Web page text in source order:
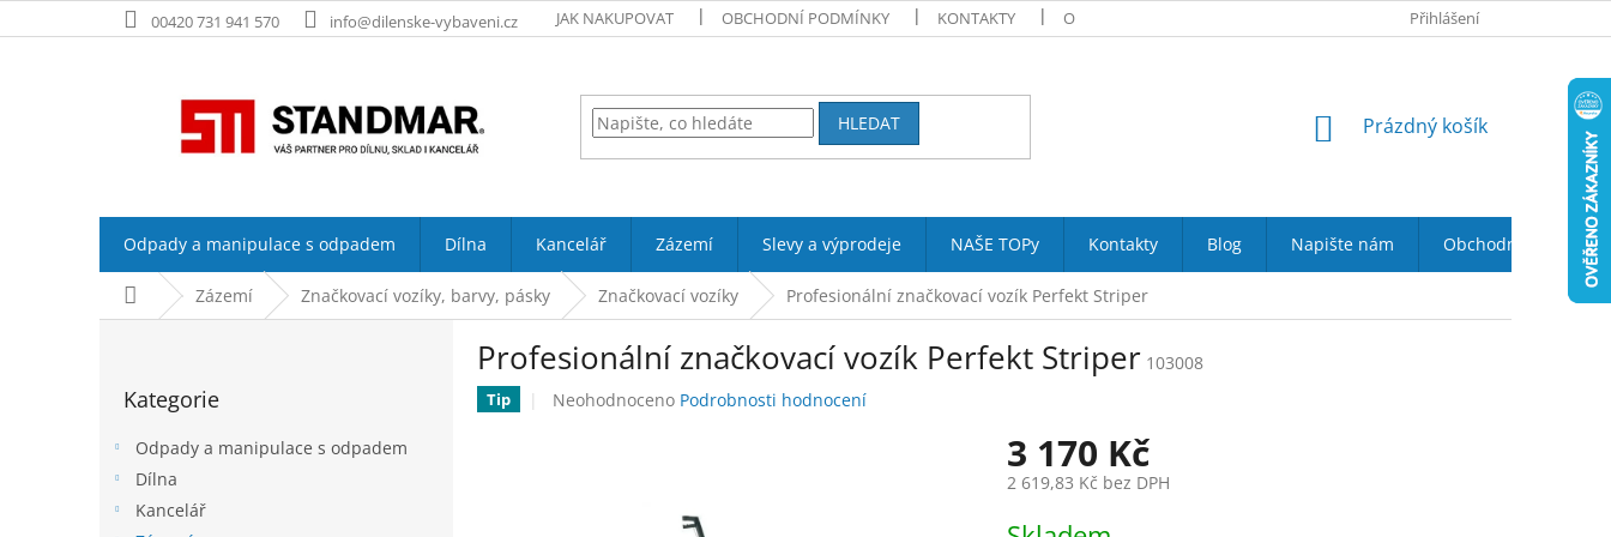
na
00420 731 941 570 info@dilenske-vybaveni.cz JAK NAKUPOVAT OBCHODNÍ PODMÍNKY KONTAKTY O NÁS DOPRAVA A PLATBA
Přihlášení
HLEDAT
NÁKUPNÍ
Prázdný košík
Odpady a manipulace s odpadem Dílna Kancelář Zázemí Slevy a výprodeje NAŠE TOPy Kontakty Blog Napište nám Obchodní podmínky
Domů Zázemí Značkovací vozíky, barvy, pásky Značkovací vozíky Profesionální značkovací vozík Perfekt Striper
kategorie
Kategorie
Odpady a manipulace s odpadem
Dílna
Kancelář
Profesionální značkovací vozík Perfekt Striper 103008
Tip
Průměrné
Neohodnoceno Podrobnosti hodnocení
3 170 Kč
2 619,83 Kč bez DPH